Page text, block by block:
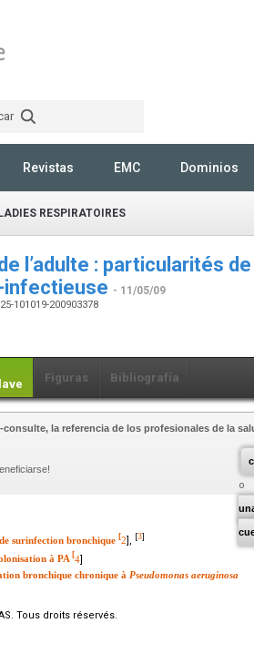
Revistas EMC Dominios
RESPIRATOIRES
l’adulte : particularités
infectieuse - 11/05/09
101019-200903378
Figuras Bibliografía
consulte, la referencia de los profesionales de la
surinfection bronchique [2], [3]
à PA 4]
bronchique chronique à Pseudomonas aeruginosa
Tous droits réservés.